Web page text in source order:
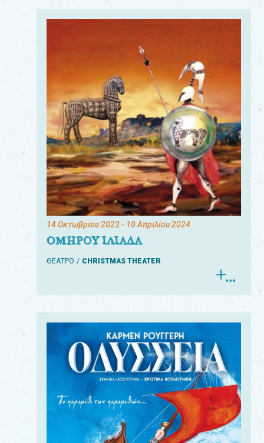
14 Οκτωβρίου 2023- 10 Απριλίου 2024
ΟΜΗΡΟΥ ΙΛΙΑΔΑ
ΘΕΑΤΡΟ CHRISTMAS THEATER